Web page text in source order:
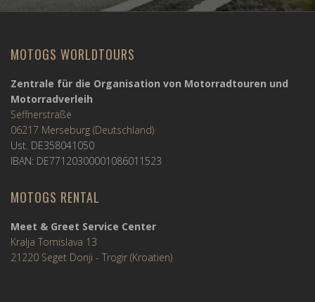
MOTOGS WORLDTOURS
Zentrale für die Organisation von Motorradtouren und
Motorradverleih
Seffnerstraße
06217 Merseburg (Deutschland)
Ust. DE358041050
IBAN: DE77120300001086011523
MOTOGS RENTAL
Meet & Greet Service Center
Kralja Tomislava 13
21220 Seget Donji - Trogir (Kroatien)